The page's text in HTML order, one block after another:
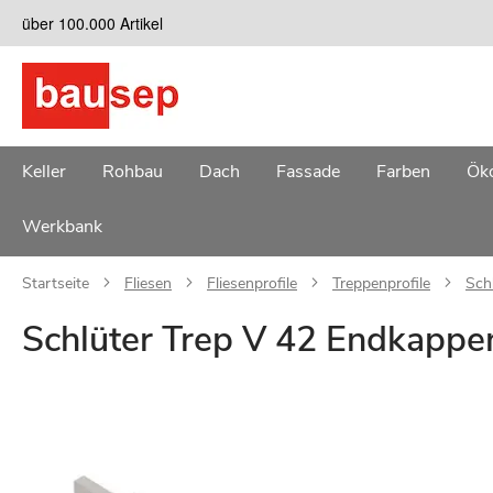
Zum
Inhalt
springen
über 100.000 Artikel
Keller Rohbau Dach Fassade Farben
Werkbank
Startseite Fliesen Fliesenprofile Treppenprofile
Schlüter Trep V 42